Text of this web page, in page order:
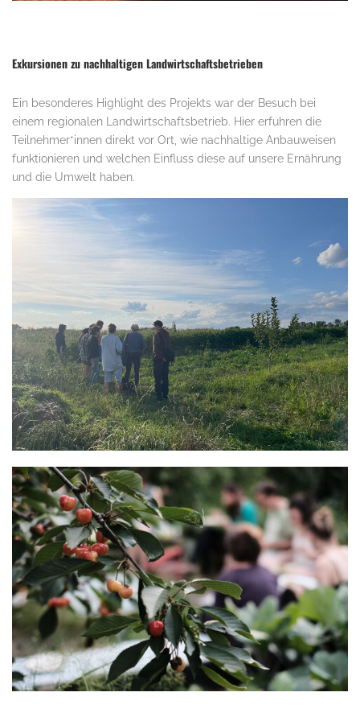
Exkursionen zu nachhaltigen Landwirtschaftsbetrieben
Ein besonderes Highlight des Projekts war der Besuch bei
einem regionalen Landwirtschaftsbetrieb. Hier erfuhren die
Teilnehmer*innen direkt vor Ort, wie nachhaltige Anbauweisen
funktionieren und welchen Einfluss diese auf unsere Ernährung
und die Umwelt haben.